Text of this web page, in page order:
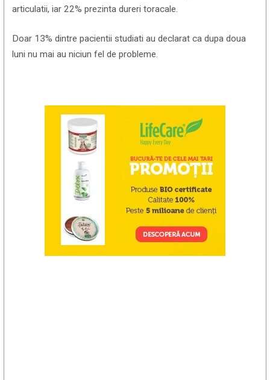
articulatii, iar 22% prezinta dureri toracale.
Doar 13% dintre pacientii studiati au declarat ca dupa doua
luni nu mai au niciun fel de probleme.